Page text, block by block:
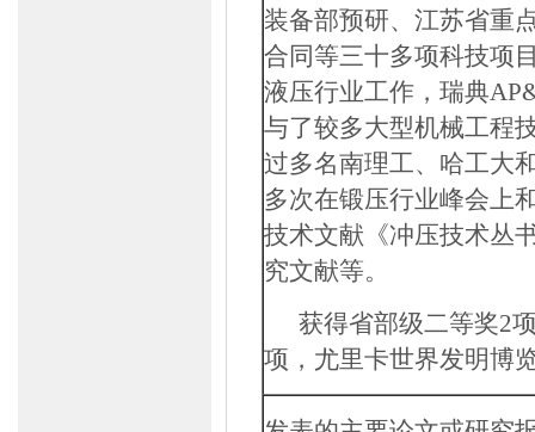
装备部预研、江苏省重
合同等三十多项科技项
液压行业工作，瑞典
与了较多大型机械工程
过多名南理工、哈工大
多次在锻压行业峰会上
技术文献《冲压技术丛
究文献等。
获得省部级二等奖2
项，尤里卡世界发明博